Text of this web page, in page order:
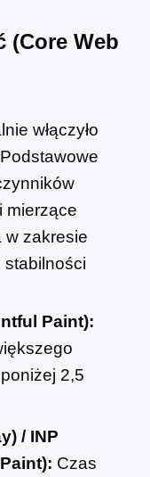
(Core Web
włączyło
mierzące
w zakresie
stabilności
Paint):
2,5
/ INP
Czas